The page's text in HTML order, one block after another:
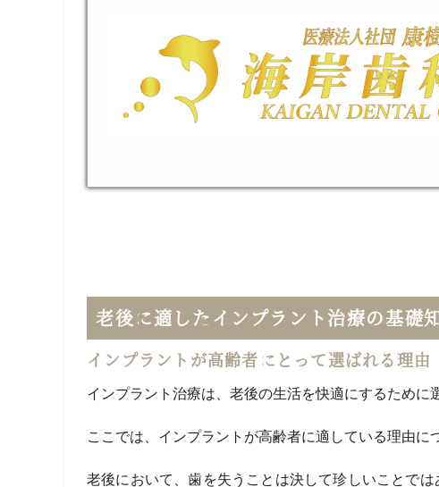
老後に適したインプラント治療の基礎
インプラントが高齢者にとって選ばれる理由
インプラント治療は、老後の生活を快適にするために
ここでは、インプラントが高齢者に適している理由に
老後において、歯を失うことは決して珍しいことで